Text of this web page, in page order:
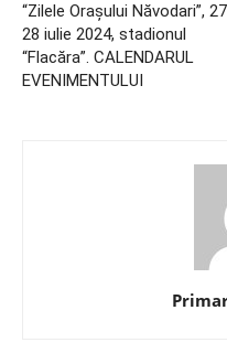
“Zilele Orașului Năvodari”,
28 iulie 2024, stadionul
“Flacăra”. CALENDARUL
EVENIMENTULUI